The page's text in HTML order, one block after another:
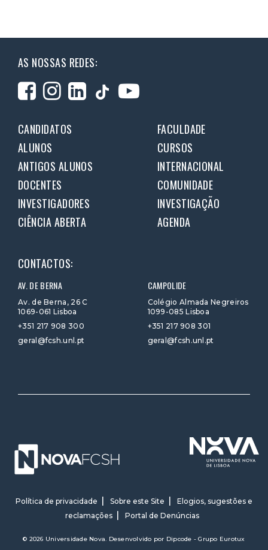
AS NOSSAS REDES:
CANDIDATOS
FACULDADE
ALUNOS
CURSOS
ANTIGOS ALUNOS
INTERNACIONAL
DOCENTES
COMUNIDADE
INVESTIGADORES
INVESTIGAÇÃO
CIÊNCIA ABERTA
AGENDA
CONTACTOS:
AV. DE BERNA
Av. de Berna, 26 C
1069-061 Lisboa
+351 217 908 300
geral@fcsh.unl.pt
CAMPOLIDE
Colégio Almada Negreiros
1099-085 Lisboa
+351 217 908 301
geral@fcsh.unl.pt
Política de privacidade Sobre este Site
Elogios, sugestões e
reclamações
Portal de Denúncias
© 2026 Universidade Nova. Desenvolvido por Dipcode - Grupo Eurotux